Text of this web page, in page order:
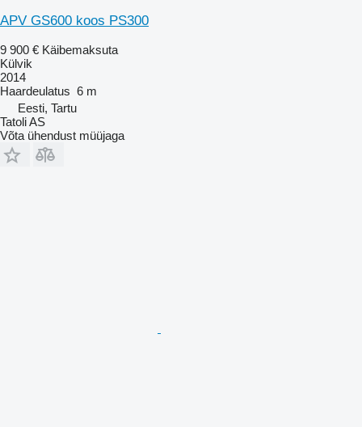
APV GS600 koos PS300
9 900 € Käibemaksuta
Külvik
2014
Haardeulatus 6 m
Eesti, Tartu
Tatoli AS
Võta ühendust müüjaga